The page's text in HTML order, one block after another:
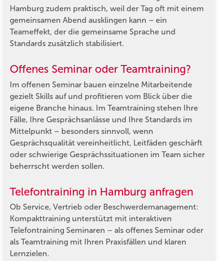
Hamburg zudem praktisch, weil der Tag oft mit einem
gemeinsamen Abend ausklingen kann – ein
Teameffekt, der die gemeinsame Sprache und
Standards zusätzlich stabilisiert.
Offenes Seminar oder Teamtraining?
Im offenen Seminar bauen einzelne Mitarbeitende
gezielt Skills auf und profitieren vom Blick über die
eigene Branche hinaus. Im Teamtraining stehen Ihre
Fälle, Ihre Gesprächsanlässe und Ihre Standards im
Mittelpunkt – besonders sinnvoll, wenn
Gesprächsqualität vereinheitlicht, Leitfäden geschärft
oder schwierige Gesprächssituationen im Team sicher
beherrscht werden sollen.
Telefontraining in Hamburg anfragen
Ob Service, Vertrieb oder Beschwerdemanagement:
Kompakttraining unterstützt mit interaktiven
Telefontraining Seminaren – als offenes Seminar oder
als Teamtraining mit Ihren Praxisfällen und klaren
Lernzielen.